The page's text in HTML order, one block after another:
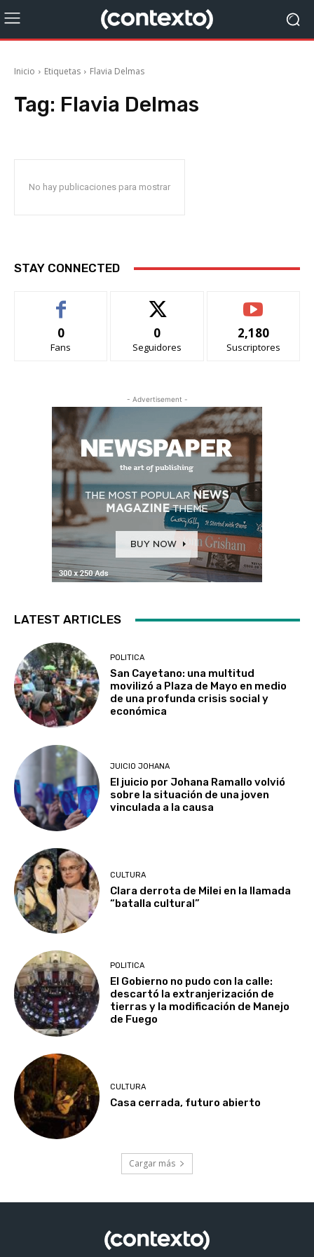
Inicio Etiquetas Flavia Delmas
Tag: Flavia Delmas
No hay publicaciones para mostrar
STAY CONNECTED
0
Fans
0
Seguidores
2,180
Suscriptores
- Advertisement -
LATEST ARTICLES
POLITICA
San Cayetano: una multitud
movilizó a Plaza de Mayo en medio
de una profunda crisis social y
económica
JUICIO JOHANA
El juicio por Johana Ramallo volvió
sobre la situación de una joven
vinculada a la causa
CULTURA
Clara derrota de Milei en la llamada
“batalla cultural”
POLITICA
El Gobierno no pudo con la calle:
descartó la extranjerización de
tierras y la modificación de Manejo
de Fuego
CULTURA
Casa cerrada, futuro abierto
Cargar más